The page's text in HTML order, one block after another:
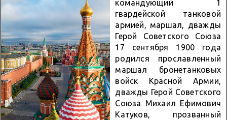
шведский передовой
отряд к главным силам. С
соединением
кавалерийского корпуса
Р.Х.Боура с отрядом
Петра I началась атака
шведского обоза
(вагенбурга). Бросив обоз,
шведы отступили, теряя
личный состав и
командующий 1
гвардейской танковой
армией, маршал, дважды
Герой Советского Союза
17 сентября 1900 года
родился прославленный
маршал бронетанковых
войск Красной Армии,
дважды Герой Советского
Союза Михаил Ефимович
Катуков, прозванный